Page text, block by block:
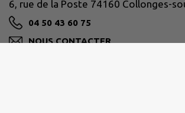
6, rue de la Poste 74160 Collonges-
04 50 43 60 75
NOUS CONTACTER